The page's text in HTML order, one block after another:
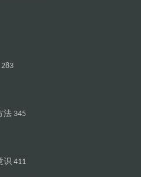
法345
识 411